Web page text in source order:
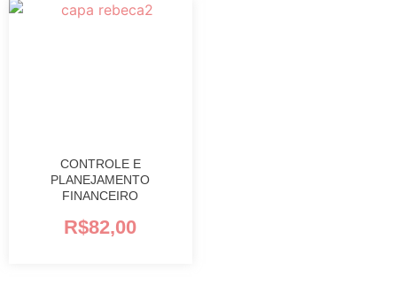
CONTROLE E
PLANEJAMENTO
FINANCEIRO
R$82,00